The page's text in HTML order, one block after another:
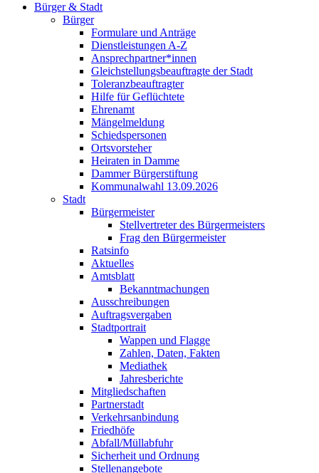
Bürger & Stadt
Bürger
Formulare und Anträge
Dienstleistungen A-Z
Ansprechpartner*innen
Gleichstellungsbeauftragte der Stadt
Toleranzbeauftragter
Hilfe für Geflüchtete
Ehrenamt
Mängelmeldung
Schiedspersonen
Ortsvorsteher
Heiraten in Damme
Dammer Bürgerstiftung
Kommunalwahl 13.09.2026
Stadt
Bürgermeister
Stellvertreter des Bürgermeisters
Frag den Bürgermeister
Ratsinfo
Aktuelles
Amtsblatt
Bekanntmachungen
Ausschreibungen
Auftragsvergaben
Stadtportrait
Wappen und Flagge
Zahlen, Daten, Fakten
Mediathek
Jahresberichte
Mitgliedschaften
Partnerstadt
Verkehrsanbindung
Friedhöfe
Abfall/Müllabfuhr
Sicherheit und Ordnung
Stellenangebote